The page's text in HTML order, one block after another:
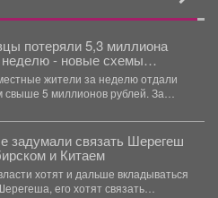
потеряли 5,3 миллиона
неделю - новые схемы
жители за неделю отдали
5 миллионов рублей. За
задумали связать Шерегеш
и Китаем
хотят и дальше вкладываться
его хотят связать